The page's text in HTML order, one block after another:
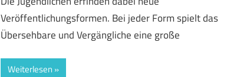
Veröffentlichungsformen. Bei jeder Form spielt das
Übersehbare und Vergängliche eine große
Weiterlesen